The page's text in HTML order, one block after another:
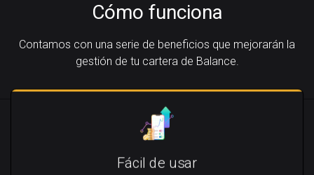
Cómo funciona
Contamos con una serie de beneficios que mejorarán la
gestión de tu cartera de Balance.
Fácil de usar